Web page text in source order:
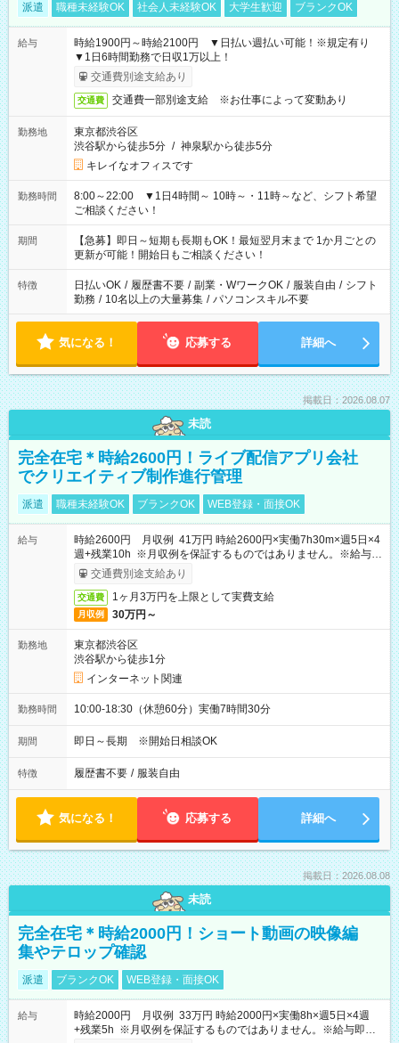
派遣 職種未経験OK 社会人未経験OK 大学生歓迎 ブランクOK
給与
時給1900円～時給2100円 ▼日払い週払い可能！※規定有り
▼1日6時間勤務で日収1万以上！
交通費別途支給あり
交通費 交通費一部別途支給 ※お仕事によって変動あり
勤務地
東京都渋谷区
渋谷駅から徒歩5分 / 神泉駅から徒歩5分
キレイなオフィスです
勤務時間
8:00～22:00 ▼1日4時間～ 10時～・11時～など、シフト希望
ご相談ください！
期間
【急募】即日～短期も長期もOK！最短翌月末まで 1か月ごとの
更新が可能！開始日もご相談ください！
特徴 日払いOK / 履歴書不要 / 副業・WワークOK / 服装自由 / シフト
勤務 / 10名以上の大量募集 / パソコンスキル不要
気になる！ 応募する 詳細へ
掲載日：2026.08.07
未読
完全在宅＊時給2600円！ライブ配信アプリ会社
でクリエイティブ制作進行管理
派遣 職種未経験OK ブランクOK WEB登録・面接OK
給与
時給2600円 月収例 41万円 時給2600円×実働7h30m×週5日×4
週+残業10h ※月収例を保証するものではありません。※給与即
受取りサービス利用可（利用条件有）
交通費別途支給あり
交通費 1ヶ月3万円を上限として実費支給
月収例 30万円～
勤務地
東京都渋谷区
渋谷駅から徒歩1分
インターネット関連
勤務時間 10:00-18:30（休憩60分）実働7時間30分
期間 即日～長期 ※開始日相談OK
特徴 履歴書不要 / 服装自由
気になる！ 応募する 詳細へ
掲載日：2026.08.08
未読
完全在宅＊時給2000円！ショート動画の映像編
集やテロップ確認
派遣 ブランクOK WEB登録・面接OK
給与
時給2000円 月収例 33万円 時給2000円×実働8h×週5日×4週
+残業5h ※月収例を保証するものではありません。※給与即受